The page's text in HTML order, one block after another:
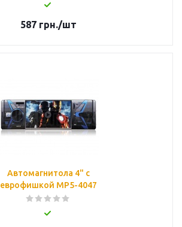
587грн./шт
Автомагнитола 4" с
еврофишкой MP5-4047